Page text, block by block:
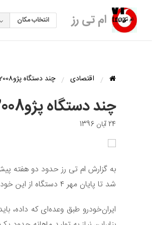
ام تی رز انتخاب مکان
اقتصادی چند دستگاه پژو2008 در ایران تولید شده؟
چند دستگاه پژو2008 در ایران تولید شده؟
24 آبان 1396
شد تا پایان مهر ۴ دستگاه از این خودرو تولید شده است.